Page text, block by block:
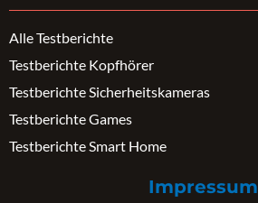
Alle Testberichte
Testberichte Kopfhörer
Testberichte Sicherheitskameras
Testberichte Games
Testberichte Smart Home
Impressum